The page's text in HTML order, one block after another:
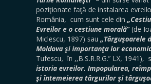
poziţionate faţă de instalarea
România, cum sunt cele din
Evreilor e o cestiune morală” (de
Miclescu, 1897) sau „Târguşoarele
Moldova şi importanţa lor
Tufescu, în ,,B.S.R.R.G.” LX, 1941),
istoria evreilor. Impopularea,
şi întemeierea târgurilor şi